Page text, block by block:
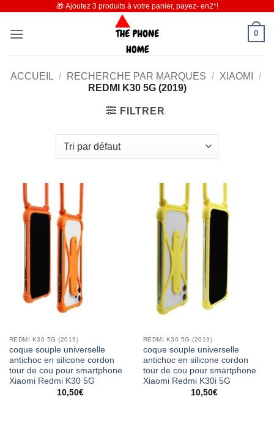
contenu
🎁 Ajoutez 3 produits à votre panier, payez- en2*!
0
ACCUEIL / RECHERCHE PAR MARQUES / XIAOMI
/
REDMI K30 5G (2019)
FILTRER
REDMI K30 5G (2019)
coque souple universelle
antichoc en silicone cordon
tour de cou pour smartphone
Xiaomi Redmi K30 5G
10,50€
REDMI K30 5G (2019)
coque souple universelle
antichoc en silicone cordon
tour de cou pour smartphone
Xiaomi Redmi K30i 5G
10,50€